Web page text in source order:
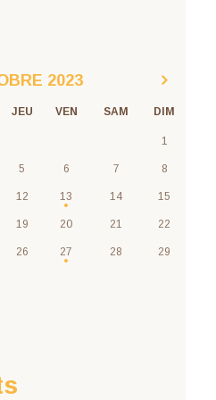
2023
JEU VEN SAM DIM
1
5 6 7 8
12 13 14 15
19 20 21 22
26 27 28 29